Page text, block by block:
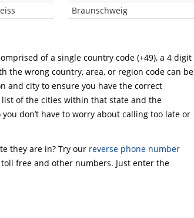
Braunschweig
of a single country code (+49), a 4 digit
the wrong country, area, or region code can be
and city to ensure you have the correct
of the cities within that state and the
don’t have to worry about calling too late or
they are in? Try our reverse phone number
free and other numbers. Just enter the